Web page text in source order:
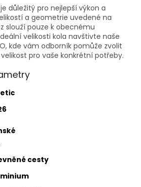
důležitý pro nejlepší výkon a
a geometrie uvedené na
slouží pouze k obecnému
velikosti kola navštivte naše
kde vám odborník pomůže zvolit
pro vaše konkrétní potřeby.
cesty